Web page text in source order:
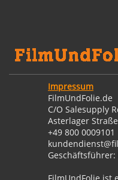
Impressum
FilmUndFolie.de
C/O Salesupply
Asterlager
+49 800 0009101
Geschäftsführer: